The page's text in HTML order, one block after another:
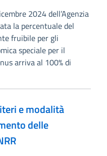
2024 dell’Agenzia
la percentuale del
fruibile per gli
speciale per il
arriva al 100% di
e modalità
delle